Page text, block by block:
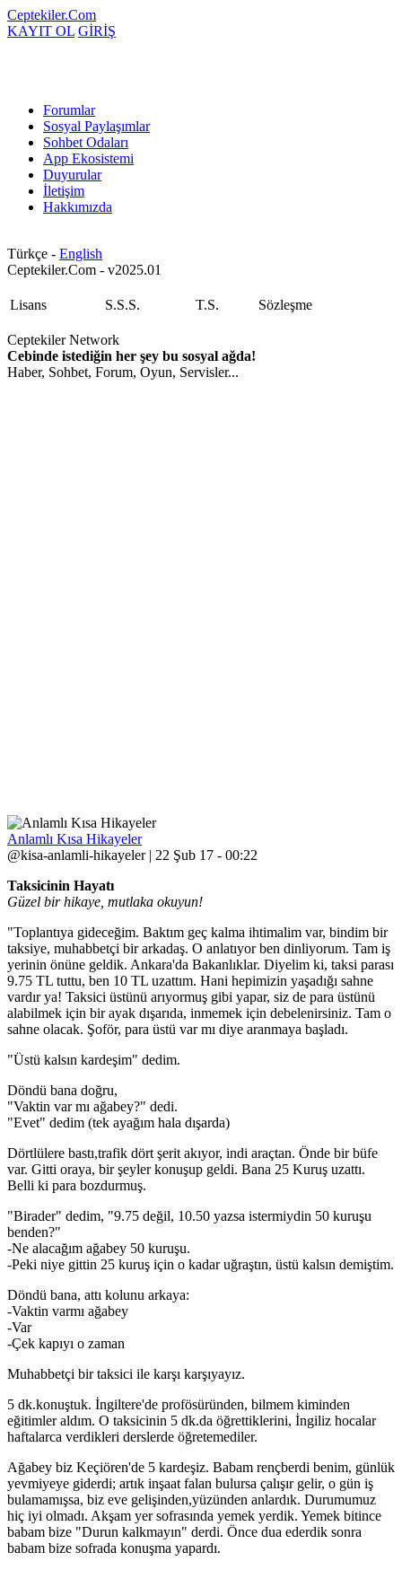
Ceptekiler.Com
KAYIT OL GİRİŞ
Forumlar
Sosyal Paylaşımlar
Sohbet Odaları
App Ekosistemi
Duyurular
İletişim
Hakkımızda
Türkçe - English
Ceptekiler.Com - v2025.01
Lisans S.S.S. T.S. Sözleşme
Ceptekiler Network
Cebinde istediğin her şey bu sosyal ağda!
Haber, Sohbet, Forum, Oyun, Servisler...
Anlamlı Kısa Hikayeler
@kisa-anlamli-hikayeler | 22 Şub 17 - 00:22
Taksicinin Hayatı
Güzel bir hikaye, mutlaka okuyun!
"Toplantıya gideceğim. Baktım geç kalma ihtimalim var, bindim bir
taksiye, muhabbetçi bir arkadaş. O anlatıyor ben dinliyorum. Tam iş
yerinin önüne geldik. Ankara'da Bakanlıklar. Diyelim ki, taksi parası
9.75 TL tuttu, ben 10 TL uzattım. Hani hepimizin yaşadığı sahne
vardır ya! Taksici üstünü arıyormuş gibi yapar, siz de para üstünü
alabilmek için bir ayak dışarıda, inmemek için debelenirsiniz. Tam o
sahne olacak. Şoför, para üstü var mı diye aranmaya başladı.
"Üstü kalsın kardeşim" dedim.
Döndü bana doğru,
"Vaktin var mı ağabey?" dedi.
"Evet" dedim (tek ayağım hala dışarda)
Dörtlülere bastı,trafik dört şerit akıyor, indi araçtan. Önde bir büfe
var. Gitti oraya, bir şeyler konuşup geldi. Bana 25 Kuruş uzattı.
Belli ki para bozdurmuş.
"Birader" dedim, "9.75 değil, 10.50 yazsa istermiydin 50 kuruşu
benden?"
-Ne alacağım ağabey 50 kuruşu.
-Peki niye gittin 25 kuruş için o kadar uğraştın, üstü kalsın demiştim.
Döndü bana, attı kolunu arkaya:
-Vaktin varmı ağabey
-Var
-Çek kapıyı o zaman
Muhabbetçi bir taksici ile karşı karşıyayız.
5 dk.konuştuk. İngiltere'de profösüründen, bilmem kiminden
eğitimler aldım. O taksicinin 5 dk.da öğrettiklerini, İngiliz hocalar
haftalarca verdikleri derslerde öğretemediler.
Ağabey biz Keçiören'de 5 kardeşiz. Babam rençberdi benim, günlük
yevmiyeye giderdi; artık inşaat falan bulursa çalışır gelir, o gün iş
bulamamışsa, biz eve gelişinden,yüzünden anlardık. Durumumuz
hiç iyi olmadı. Akşam yer sofrasında yemek yerdik. Yemek bitince
babam bize "Durun kalkmayın" derdi. Önce dua ederdik sonra
babam bize sofrada konuşma yapardı.